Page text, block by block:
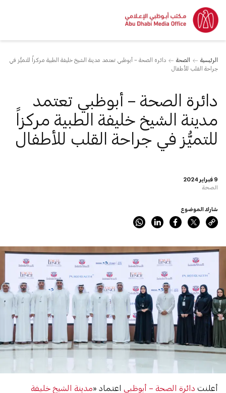
الرئيسية الصحة
دائرة الصحة – أبوظبي تعتمد مدينة الشيخ خليفة الطبية مركزاً للتميُّز في
جراحة القلب للأطفال
9 فبراير 2024
الصحة
دائرة الصحة – أبوظبي تعتمد
مدينة الشيخ خليفة الطبية مركزاً
للتميُّز في جراحة القلب للأطفال
شارك الموضوع
أعلنت دائرة الصحة – أبوظبي اعتماد «مدينة الشيخ خليفة